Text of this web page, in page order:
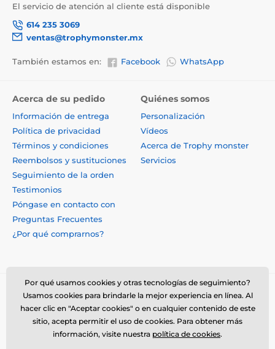
El servicio de atención al cliente está disponible
614 235 3069
ventas@trophymonster.mx
También estamos en: Facebook WhatsApp
Acerca de su pedido
Información de entrega
Política de privacidad
Términos y condiciones
Reembolsos y sustituciones
Seguimiento de la orden
Testimonios
Póngase en contacto con
Preguntas Frecuentes
¿Por qué comprarnos?
Quiénes somos
Personalización
Vídeos
Acerca de Trophy monster
Servicios
Por qué usamos cookies y otras tecnologías de seguimiento?
Usamos cookies para brindarle la mejor experiencia en línea. Al
hacer clic en "Aceptar cookies" o en cualquier contenido de este
sitio, acepta permitir el uso de cookies. Para obtener más
información, visite nuestra política de cookies.